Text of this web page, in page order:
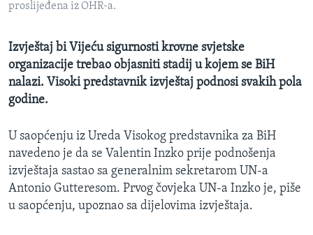
PRATITE NAS
Jezici
proslijeđena iz OHR-a.
Izvještaj bi Vijeću sigurnosti krovne svjetske
organizacije trebao objasniti stadij u kojem se BiH
nalazi. Visoki predstavnik izvještaj podnosi svakih pola
godine.
U saopćenju iz Ureda Visokog predstavnika za BiH
navedeno je da se Valentin Inzko prije podnošenja
izvještaja sastao sa generalnim sekretarom UN-a
Antonio Gutteresom. Prvog čovjeka UN-a Inzko je, piše
u saopćenju, upoznao sa dijelovima izvještaja.